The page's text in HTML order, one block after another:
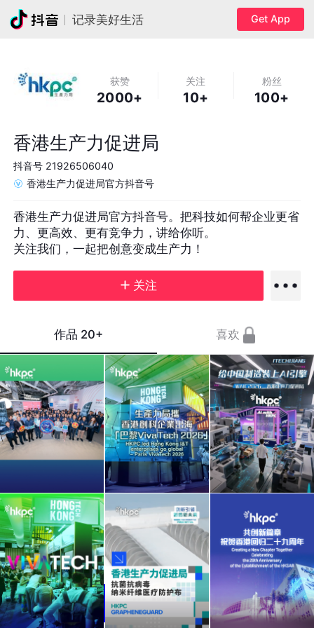
记录美好生活 Get App
获赞
2000+
关注
10+
粉丝
100+
香港生产力促进局
抖音号 21926506040
香港生产力促进局官方抖音号
香港生产力促进局官方抖音号。把科技如何帮企业更省
力、更高效、更有竞争力，讲给你听。
关注我们，一起把创意变成生产力！
关注
作品 20+ 喜欢
【立
即参
观】“国
香港
生产
力促
从概
念到
落地